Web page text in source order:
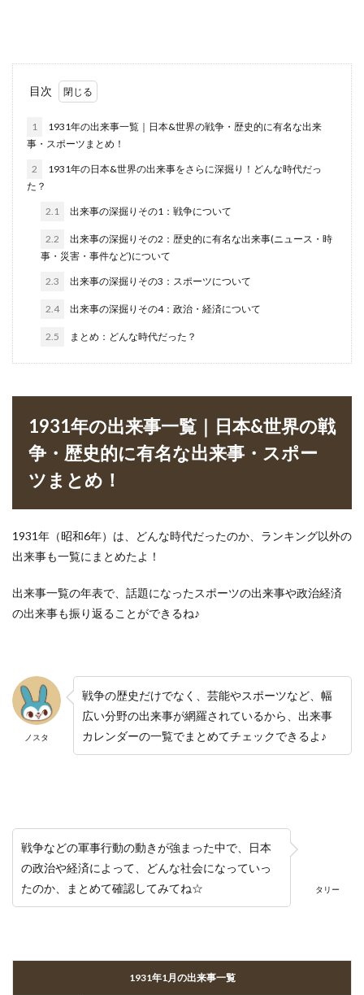
目次
1
1931年の出来事一覧｜日本&世界の戦争・歴史的に有名な出来
事・スポーツまとめ！
2
1931年の日本&世界の出来事をさらに深掘り！どんな時代だっ
た？
2.1 出来事の深掘りその1：戦争について
2.2
出来事の深掘りその2：歴史的に有名な出来事(ニュース・時
事・災害・事件など)について
2.3 出来事の深掘りその3：スポーツについて
2.4 出来事の深掘りその4：政治・経済について
2.5 まとめ：どんな時代だった？
1931年の出来事一覧｜日本&世界の戦
争・歴史的に有名な出来事・スポー
ツまとめ！
1931年（昭和6年）は、どんな時代だったのか、ランキング以外の
出来事も一覧にまとめたよ！
出来事一覧の年表で、話題になったスポーツの出来事や政治経済
の出来事も振り返ることができるね♪
ノスタ
戦争の歴史だけでなく、芸能やスポーツなど、幅
広い分野の出来事が網羅されているから、出来事
カレンダーの一覧でまとめてチェックできるよ♪
タリー
戦争などの軍事行動の動きが強まった中で、日本
の政治や経済によって、どんな社会になっていっ
たのか、まとめて確認してみてね☆
1931年1月の出来事一覧